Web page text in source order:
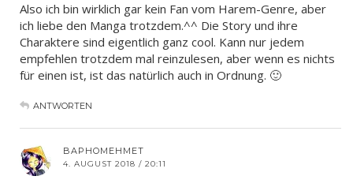
Also ich bin wirklich gar kein Fan vom Harem-Genre, aber
ich liebe den Manga trotzdem.^^ Die Story und ihre
Charaktere sind eigentlich ganz cool. Kann nur jedem
empfehlen trotzdem mal reinzulesen, aber wenn es nichts
für einen ist, ist das natürlich auch in Ordnung. 🙂
ANTWORTEN
BAPHOMEHMET
4. AUGUST 2018 / 20:11